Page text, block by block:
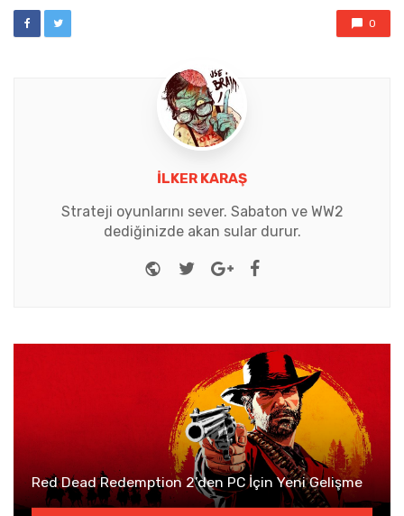
0
İLKER KARAŞ
Strateji oyunlarını sever. Sabaton ve WW2
dediğinizde akan sular durur.
Website
TwitterGoogle+Facebook
Red Dead Redemption 2’den PC İçin Yeni Gelişme